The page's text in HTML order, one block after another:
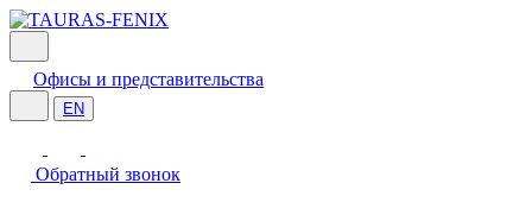
Офисы и представительства
EN
Обратный звонок